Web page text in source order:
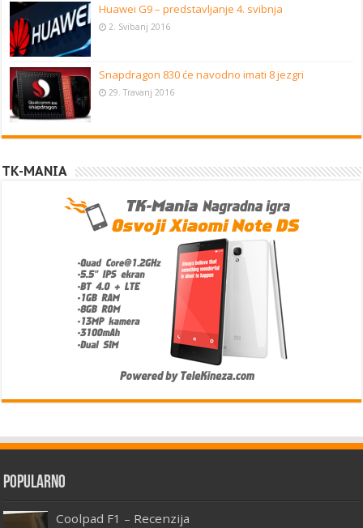
Huawei G9 – predstavljanje 4. svibnja
2. Svibanj 2016
Snapdragon 830 će navodno imati 8 jezgri
29. Travanj 2016
TK-MANIA
Popularno
Coolpad F1 – Recenzija